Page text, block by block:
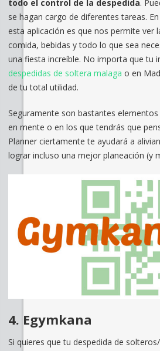
todo el control de la despedida.
se hagan cargo de diferentes tareas.
esta aplicación es que nos permite ver
comida, bebidas y todo lo que sea
una fiesta increíble. No importa que tu
despedidas de soltera malaga o en
de tu total utilidad.
Seguramente son bastantes
en mente o en los que tendrás que
Planner ciertamente te ayudará a
lograr incluso una mejor planeación (y
4. Egymkana
Si quieres que tu despedida de